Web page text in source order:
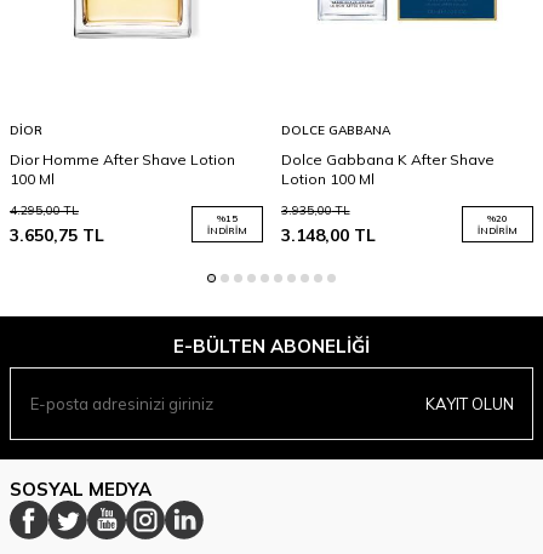
DIOR
Dior Homme After Shave Lotion
100 Ml
4.295,00TL
3.650,75 TL
%15
İNDIRIM
DOLCE GABBANA
Dolce Gabbana K After Shave
Lotion 100 Ml
3.935,00TL
3.148,00TL
%20
İNDIRIM
E-BÜLTEN ABONELIĞI
KAYIT OLUN
SOSYAL MEDYA